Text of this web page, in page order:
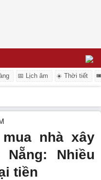
📅 Lịch âm ☀️ Thời tiết
nhà xây
Nhiều
tiền